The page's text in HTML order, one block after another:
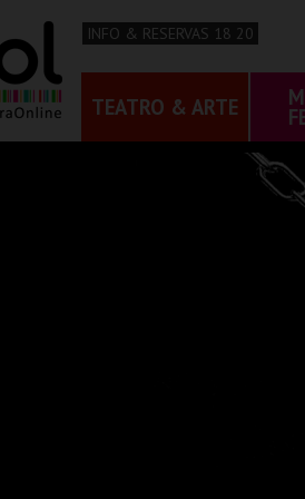
INFO & RESERVAS 18 20
TEATRO & ARTE